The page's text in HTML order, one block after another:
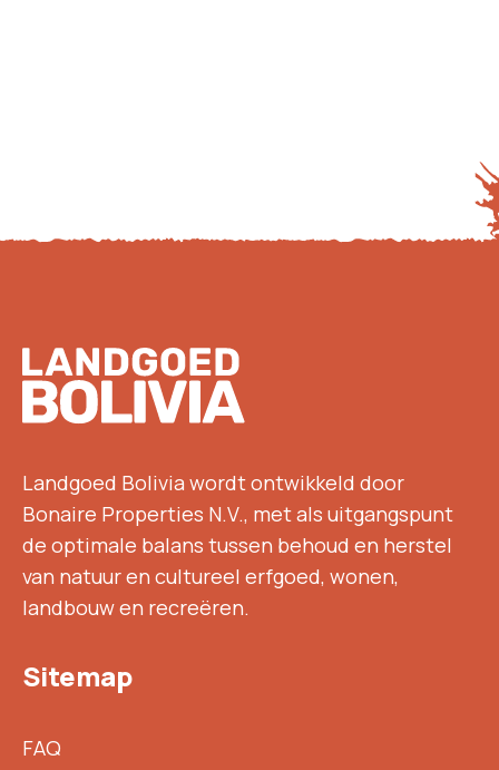
Footer
Landgoed Bolivia wordt ontwikkeld door
Bonaire Properties N.V., met als uitgangspunt
de optimale balans tussen behoud en herstel
van natuur en cultureel erfgoed, wonen,
landbouw en recreëren.
Sitemap
FAQ